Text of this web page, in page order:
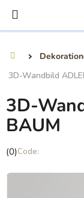
Inhalt
springen
3D-Wandbild
3D-
BAUM
Die
Produktbewertung
(0)